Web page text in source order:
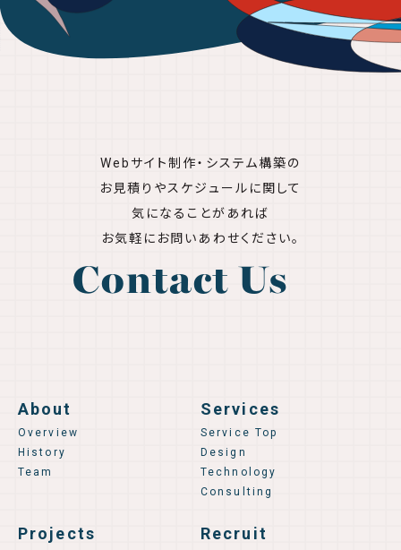
Webサイト制作・システム構築の
お見積りやスケジュールに関して
気になることがあれば
お気軽にお問いあわせください。
Contact Us
About
Overview
History
Team
Services
Service Top
Design
Technology
Consulting
Projects Recruit